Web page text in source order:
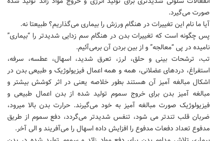
صورت می‌گیرد.
آیا ما نام این تغییرات در هنگام ورزش را بیماری می‌گذاریم؟ طبیعتا نه.
پس چگونه است که تغییرات بدن در هنگام سم زدایی شدیدتر را “بیماری”
نامیده در پی “معالجه” و از بین بردن آن برمی‌آئیم.
تب، ترشحات بینی و حلق، لرز، تعرق شدید، اسهال، عطسه، سرفه،
استفراغ، دردهای عضلانی، همه و همه اعمال فیزیولوژیک و طبیعی بدن در
اشکال مبالغه آمیز آن هستند بطور خلاصه یعنی در اثر کوشش بیشتر و
مبالغه آمیز بدن برای خروج سموم تولید شده از بدن اعمال طبیعی و
فیزیولوژیک صورت مبالغه آمیز به خود می‌گیرند. حرارت بدن بالا میرود،
ضربان قلب تندتر می شود، تنفس شدیدتر می‌گردد، دفع سموم از طریق
مدفوع تعداد دفعات مدفوع را افزایش داده اسهال را می‌آفریند و الی آخر.